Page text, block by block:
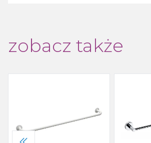
zobacz także